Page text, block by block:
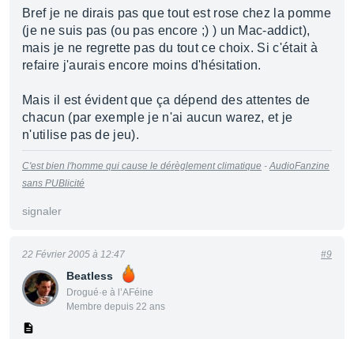
Bref je ne dirais pas que tout est rose chez la pomme
(je ne suis pas (ou pas encore ;) ) un Mac-addict),
mais je ne regrette pas du tout ce choix. Si c'était à
refaire j'aurais encore moins d'hésitation.
Mais il est évident que ça dépend des attentes de
chacun (par exemple je n'ai aucun warez, et je
n'utilise pas de jeu).
C'est bien l'homme qui cause le dérèglement climatique -AudioFanzine
sans PUBlicité
signaler
Beatless
Drogué·e à l’AFéine
Membre depuis 22 ans
22 Février 2005 à 12:47 #9